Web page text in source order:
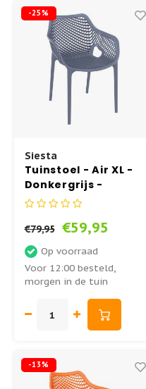
Tuinstoelen inklapbaar
Tuinstoel - AIR XL
Tuinstoel - BOX
Tuinstoel - SKY
Tuinstoel - AIR
Tuinstoel - MILA
Hangstoelen
Bijzettafel Buiten
Inklapbare Tuintafels
Bistrotafels
Vierkante Tuintafels
Tuintafels hout
Tuintafels metaal
-25%
Siesta
Tuinstoel - Air XL -
Donkergrijs -
Siesta
€79,95 €59,95
Op voorraad
Voor 12:00 besteld,
morgen in de tuin
-13%